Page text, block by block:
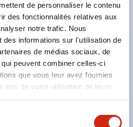
de personnaliser le contenu
des fonctionnalités relatives aux
notre trafic. Nous
des informations sur l'utilisation de
de médias sociaux, de
peuvent combiner celles-ci
que vous leur avez fournies
lors de votre utilisation de leurs
à ouverture directe
5-1, Annexe K),
IP65, IP67, (IEC60529) et
à souder ou pour PCB,